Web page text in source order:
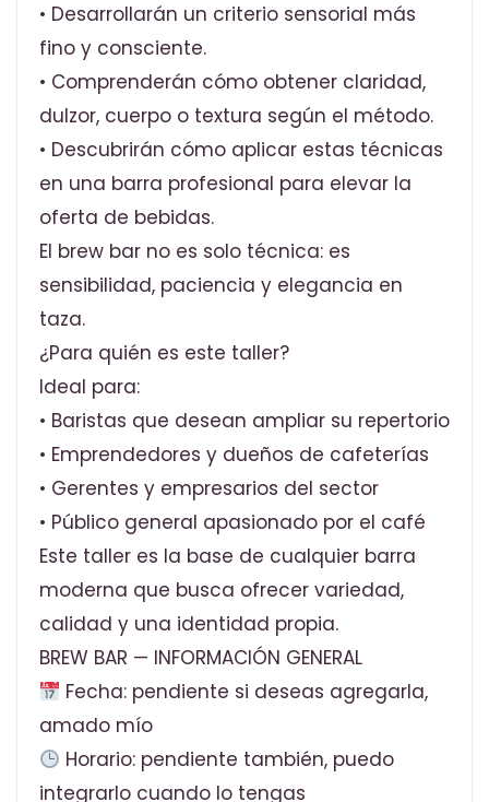
• Desarrollarán un criterio sensorial más
fino y consciente.
• Comprenderán cómo obtener claridad,
dulzor, cuerpo o textura según el método.
• Descubrirán cómo aplicar estas técnicas
en una barra profesional para elevar la
oferta de bebidas.
El brew bar no es solo técnica: es
sensibilidad, paciencia y elegancia en
taza.
¿Para quién es este taller?
Ideal para:
• Baristas que desean ampliar su repertorio
• Emprendedores y dueños de cafeterías
• Gerentes y empresarios del sector
• Público general apasionado por el café
Este taller es la base de cualquier barra
moderna que busca ofrecer variedad,
calidad y una identidad propia.
BREW BAR — INFORMACIÓN GENERAL
Fecha: pendiente si deseas agregarla,
amado mío
Horario: pendiente también, puedo
integrarlo cuando lo tengas